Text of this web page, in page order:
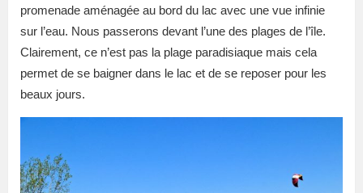
promenade aménagée au bord du lac avec une vue infinie
sur l’eau. Nous passerons devant l’une des plages de l’île.
Clairement, ce n’est pas la plage paradisiaque mais cela
permet de se baigner dans le lac et de se reposer pour les
beaux jours.